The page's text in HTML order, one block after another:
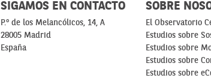
SIGAMOS EN CONTACTO
P.º de los Melancólicos, 14, A
28005 Madrid
España
SOBRE
El Observatorio
Estudios sobre
Estudios sobre
Estudios sobre
Estudios sobre